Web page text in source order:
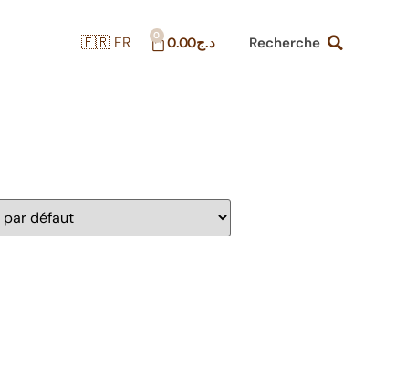
🇫🇷 FR د.ج0.00 Recherche